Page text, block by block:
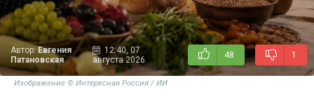
Автор: Евгения
Патановская
12:40, 07
августа 2026
48 1
Изображение © Интересная Россия / ИИ